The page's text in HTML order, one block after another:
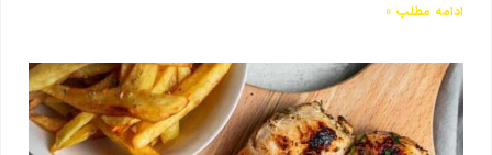
ادامه مطلب »